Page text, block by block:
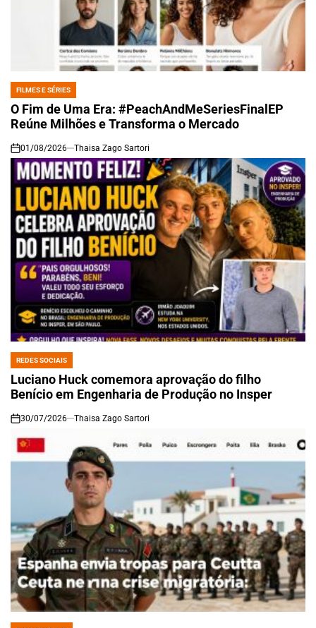
POSTED
IN
FILMES E SÉRIES
O Fim de Uma Era: #PeachAndMeSeriesFinalEP
Reúne Milhões e Transforma o Mercado
on
01/08/2026 Thaisa Zago Sartori
POSTED
IN
REDES SOCIAIS
Luciano Huck comemora aprovação do filho
Benício em Engenharia de Produção no Insper
on
30/07/2026 Thaisa Zago Sartori